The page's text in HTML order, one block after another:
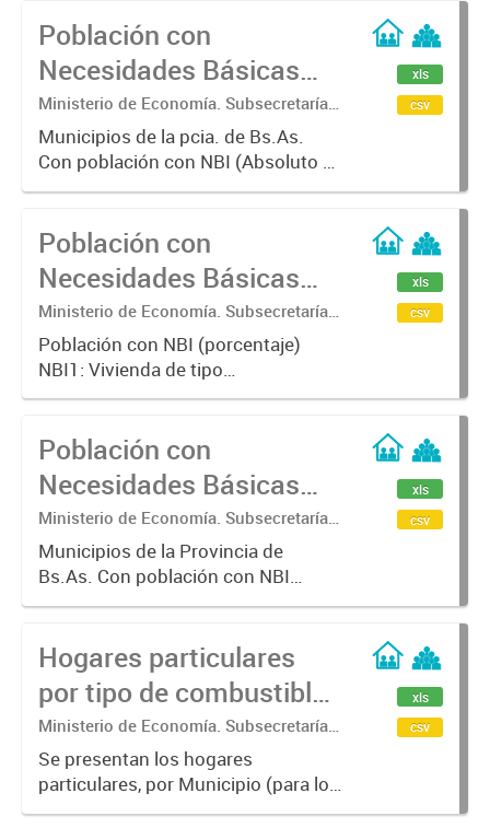
Población con
Necesidades Básicas
Insatisfechas (N.B.I.).
Ministerio de Economía. Subsecretaría
de Coordinación Económica y
Estadística. Dirección Provincial de
Estadística.
Municipios de la pcia. de Bs.As.
Con población con NBI (Absoluto y
porcentaje)
xls
csv
Población con
Necesidades Básicas
Insatisfechas (N.B.I).
Ministerio de Economía. Subsecretaría
de Coordinación Económica y
Estadística. Dirección Provincial de
Estadística.
Población con NBI (porcentaje)
NBI1: Vivienda de tipo
inconveniente (vivienda de
NBI2: Viviendas sin cuarto de baño
NBI3: Hacinamiento critico (más de
tres...
xls
csv
Población con
Necesidades Básicas
Insatisfechas (NBI).
Ministerio de Economía. Subsecretaría
de Coordinación Económica y
Estadística. Dirección Provincial de
Estadística.
Municipios de la Provincia de
Bs.As. Con población con NBI
(Absoluto y porcentaje)
xls
csv
Hogares particulares
por tipo de combustible
utilizado principalmente
para cocinar.
Ministerio de Economía. Subsecretaría
de Coordinación Económica y
Estadística. Dirección Provincial de
Estadística.
Se presentan los hogares
particulares, por Municipio (para los
años censales 2001, 2010 y 2022) y
xls
csv